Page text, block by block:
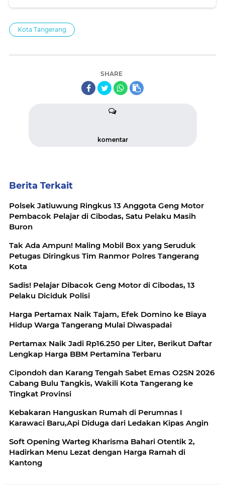
Kota Tangerang
SHARE
komentar
Berita Terkait
Polsek Jatiuwung Ringkus 13 Anggota Geng Motor
Pembacok Pelajar di Cibodas, Satu Pelaku Masih
Buron
Tak Ada Ampun! Maling Mobil Box yang Seruduk
Petugas Diringkus Tim Ranmor Polres Tangerang
Kota
Sadis! Pelajar Dibacok Geng Motor di Cibodas, 13
Pelaku Diciduk Polisi
Harga Pertamax Naik Tajam, Efek Domino ke Biaya
Hidup Warga Tangerang Mulai Diwaspadai
Pertamax Naik Jadi Rp16.250 per Liter, Berikut Daftar
Lengkap Harga BBM Pertamina Terbaru
Cipondoh dan Karang Tengah Sabet Emas O2SN 2026
Cabang Bulu Tangkis, Wakili Kota Tangerang ke
Tingkat Provinsi
Kebakaran Hanguskan Rumah di Perumnas I
Karawaci Baru,Api Diduga dari Ledakan Kipas Angin
Soft Opening Warteg Kharisma Bahari Otentik 2,
Hadirkan Menu Lezat dengan Harga Ramah di
Kantong